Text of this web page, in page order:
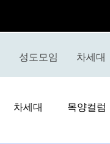
성도모임 차세대
차세대 목양컬럼